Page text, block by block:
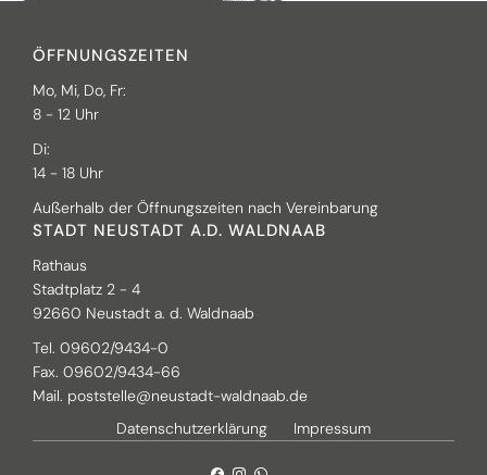
ÖFFNUNGSZEITEN
Mo, Mi, Do, Fr:
8 - 12 Uhr
Di:
14 - 18 Uhr
Außerhalb der Öffnungszeiten nach Vereinbarung
STADT NEUSTADT A.D. WALDNAAB
Rathaus
Stadtplatz 2 - 4
92660 Neustadt a. d. Waldnaab
Tel. 09602/9434-0
Fax. 09602/9434-66
Mail. poststelle@neustadt-waldnaab.de
Datenschutzerklärung
Impressum